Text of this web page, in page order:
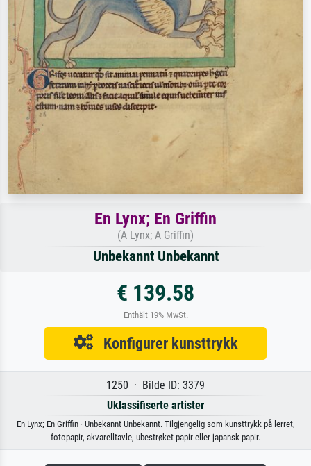
En Lynx; En Griffin
(A Lynx; A Griffin)
Unbekannt Unbekannt
€ 139.58
Enthält 19% MwSt.
Konfigurer kunsttrykk
1250 · Bilde ID: 3379
Uklassifiserte artister
En Lynx; En Griffin · Unbekannt Unbekannt. Tilgjengelig som kunsttrykk på lerret,
fotopapir, akvarelltavle, ubestrøket papir eller japansk papir.